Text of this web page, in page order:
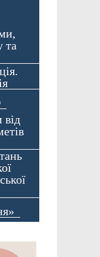
та